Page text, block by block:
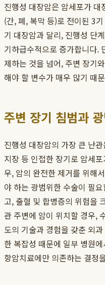
진행성 대장암은 암세포가 대
(간, 폐, 복막 등)로 전이된 3
기 대장암과 달리, 진행성 단
기하급수적으로 증가합니다.
제하는 것을 넘어, 주변 장기
해야 할 변수가 매우 많기 때
주변 장기 침범과
진행성 대장암의 가장 큰 난
지장 등 인접한 장기로 암세
우, 암의 완전한 제거를 위해
야 하는 광범위한 수술이 필
고, 출혈 및 합병증의 위험을
관 주변에 암이 위치할 경우,
도의 기술과 경험을 갖춘 외
한 복잡성 때문에 일부 병원
항암치료에만 의존하는 결정